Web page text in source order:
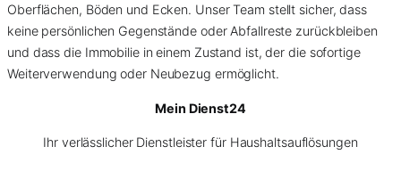
Oberflächen, Böden und Ecken. Unser Team stellt sicher, dass
keine persönlichen Gegenstände oder Abfallreste zurückbleiben
und dass die Immobilie in einem Zustand ist, der die sofortige
Weiterverwendung oder Neubezug ermöglicht.
Mein Dienst24
Ihr verlässlicher Dienstleister für Haushaltsauflösungen